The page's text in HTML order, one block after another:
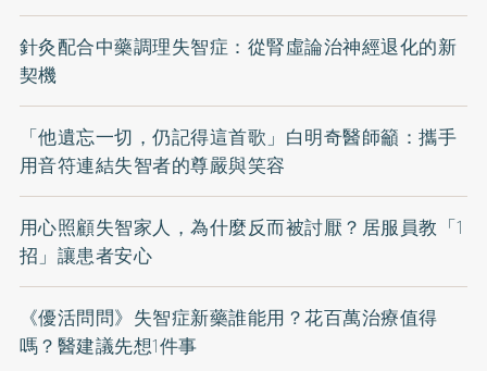
針灸配合中藥調理失智症：從腎虛論治神經退化的新
契機
「他遺忘一切，仍記得這首歌」白明奇醫師籲：攜手
用音符連結失智者的尊嚴與笑容
用心照顧失智家人，為什麼反而被討厭？居服員教「1
招」讓患者安心
《優活問問》失智症新藥誰能用？花百萬治療值得
嗎？醫建議先想1件事